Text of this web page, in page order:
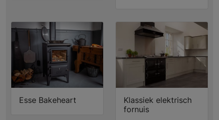
Esse Bakeheart
Klassiek elektrisch
fornuis